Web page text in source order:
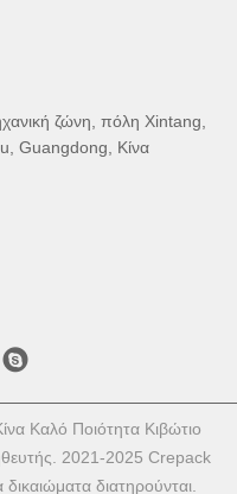
ζώνη, πόλη Xintang,
Guangdong, Κίνα
Καλό Ποιότητα Κιβώτιο
2021-2025 Crepack
διατηρούνται.